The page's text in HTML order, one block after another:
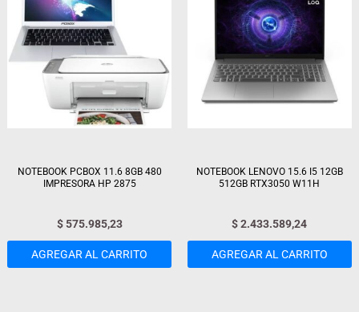
NOTEBOOK PCBOX 11.6 8GB 480
IMPRESORA HP 2875
$575.985,23
AGREGAR AL CARRITO
NOTEBOOK LENOVO 15.6 I5 12GB
512GB RTX3050 W11H
$2.433.589,24
AGREGAR AL CARRITO